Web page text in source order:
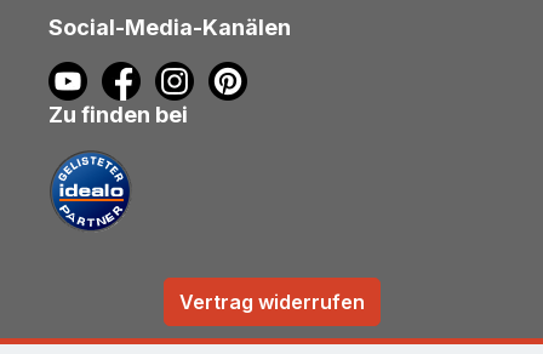
Social-Media-Kanälen
Zu finden bei
Vertrag widerrufen